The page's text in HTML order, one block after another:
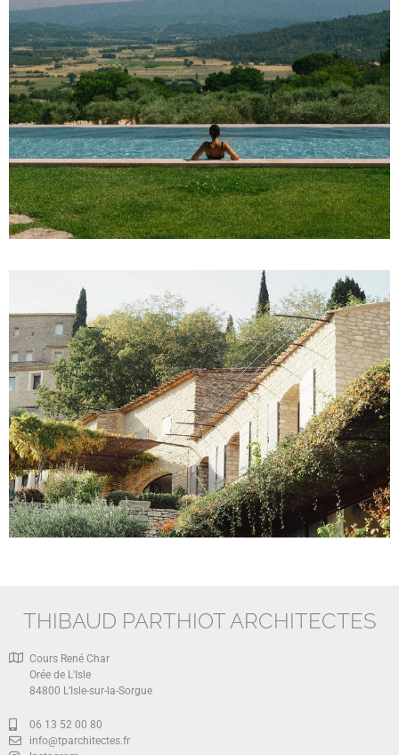
MAS T
MAS B
THIBAUD PARTHIOT ARCHITECTES
Cours René Char
Orée de L'Isle
84800 L’Isle-sur-la-Sorgue
06 13 52 00 80
info@tparchitectes.fr